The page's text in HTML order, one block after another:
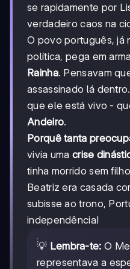
se rapidamente por
verdadeiro caos na
O povo português, já
política, pega em
Rainha. Pensavam
assassinado lá
que ele está vivo -
Andeiro.
Porquê tanta
vivia uma crise
tinha morrido sem
Beatriz era casada
subisse ao trono,
independência!
💡 Lembra-te: O
representava a